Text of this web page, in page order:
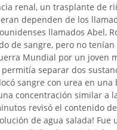
renal, un trasplante de
dependen de los
llamados Abel,
de sangre, pero no
Mundial por un joven
separar dos
sangre con urea en una
concentración similar a
revisó el contenido
de agua salada!